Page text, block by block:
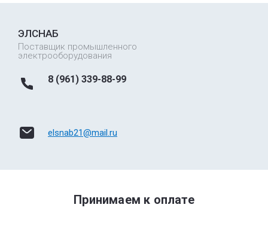
ЭЛСНАБ
Поставщик промышленного
электрооборудования
8 (961) 339-88-99
elsnab21@mail.ru
Принимаем к оплате